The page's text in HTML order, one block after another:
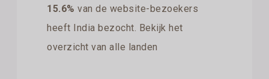
15.6% van de website-bezoekers
heeft India bezocht. Bekijk het
overzicht van alle landen